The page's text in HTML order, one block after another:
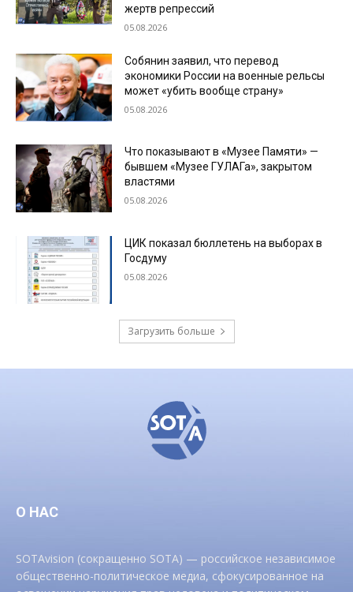
жертв репрессий
05.08.2026
Собянин заявил, что перевод
экономики России на военные рельсы
может «убить вообще страну»
05.08.2026
Что показывают в «Музее Памяти» —
бывшем «Музее ГУЛАГа», закрытом
властями
05.08.2026
ЦИК показал бюллетень на выборах в
Госдуму
05.08.2026
Загрузить больше
О НАС
SOTAvision (сокращенно SOTA) — российское независимое
общественно-политическое медиа, сфокусированное на